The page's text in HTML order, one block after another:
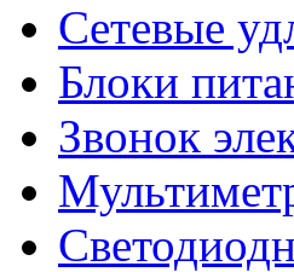
Сетевые
Блоки
Звонок